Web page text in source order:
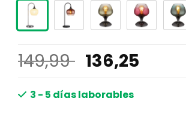
149,99 El
precio
original
136,25
3 - 5 días laborables